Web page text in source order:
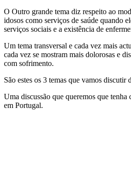
O Outro grande tema diz respeito ao
idosos como serviços de saúde quando
serviços sociais e a existência de
Um tema transversal e cada vez mais
cada vez se mostram mais dolorosas e
com sofrimento.
São estes os 3 temas que vamos
Uma discussão que queremos que
em Portugal.